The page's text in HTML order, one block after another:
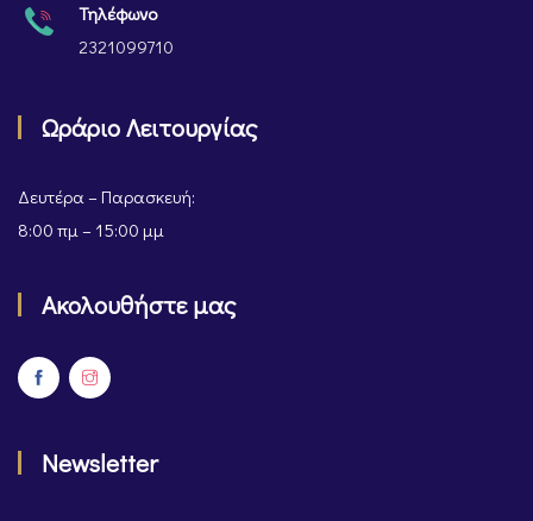
Τηλέφωνο
2321099710
Ωράριο Λειτουργίας
Δευτέρα – Παρασκευή:
8:00 πμ – 15:00 μμ
Ακολουθήστε μας
Newsletter